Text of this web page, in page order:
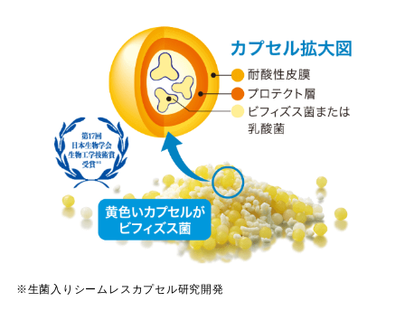
※生菌入りシームレスカプセル研究開発